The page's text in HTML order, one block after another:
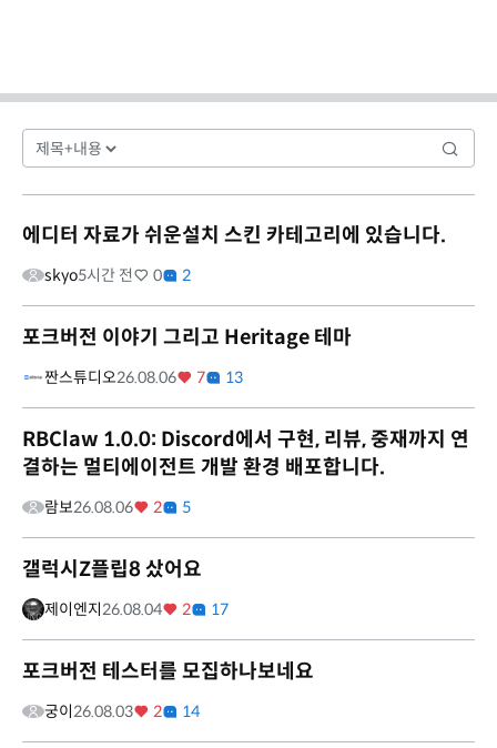
에디터 자료가 쉬운설치 스킨 카테고리에 있습니다.
skyo5시간 전 0 2
포크버전 이야기 그리고 Heritage 테마
짠스튜디오26.08.06 7 13
RBClaw 1.0.0: Discord에서 구현, 리뷰, 중재까지 연
결하는 멀티에이전트 개발 환경 배포합니다.
람보26.08.06 2 5
갤럭시Z플립8 샀어요
제이엔지26.08.04 2 17
포크버전 테스터를 모집하나보네요
궁이26.08.03 2 14